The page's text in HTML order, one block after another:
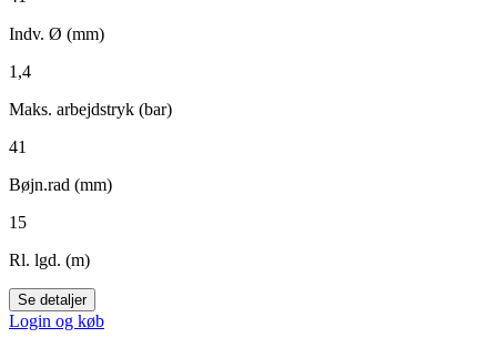
Indv. Ø (mm)
1,4
Maks. arbejdstryk (bar)
41
Bøjn.rad (mm)
15
Rl. lgd. (m)
Se detaljer
Login og køb